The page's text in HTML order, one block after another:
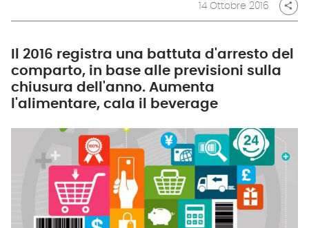
14 Ottobre 2016 share
Il 2016 registra una battuta d'arresto del
comparto, in base alle previsioni sulla
chiusura dell'anno. Aumenta
l'alimentare, cala il beverage